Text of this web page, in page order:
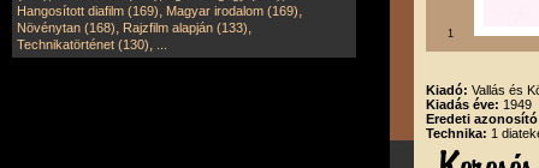
Hangosított diafilm (169), Magyar irodalom (169),
Növénytan (168), Rajzfilm alapján (133),
Technikatörténet (130),
1
Kiadó: Vallás és
Kiadás éve: 1949
Eredeti
Technika: 1